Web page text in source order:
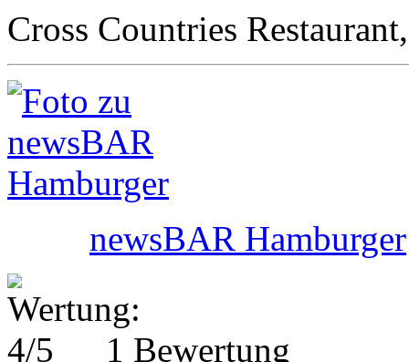
Cross Countries
newsBAR Hamburger
1 Bewertung